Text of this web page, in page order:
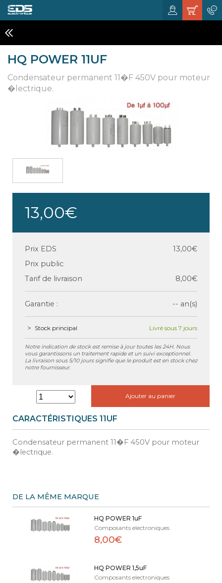
HQ POWER 11UF
Condensateur permanent 11�F 450V pour moteur
�lectrique.
13,00€
Prix EDS
13,00€
Prix public
Tarif de livraison
8,00€
Garantie : -- an(s)
Stock principal Livré sous 7 jours
Notre indication de stock est remise à jour toutes les 24H. Nous
vous garantissons un traitement rapide et un suivi exceptionnel.
La livraison sous 5/10 jours signifie que le produit est en stock chez
notre fournisseur.
Ajouter au panier
CARACTÉRISTIQUES 11UF
Condensateur permanent 11�F 450V pour moteur
�lectrique.
DE LA MÊME MARQUE
HQ POWER 1uF
Composants electroniques
8,00€
HQ POWER 1,5uF
Composants electroniques